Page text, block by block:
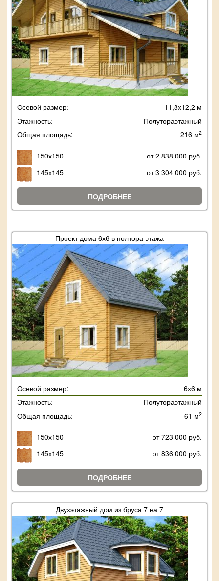
Осевой размер:
11,8х12,2 м
Этажность:
Полутораэтажный
Общая площадь:
216 м2
150х150
от 2 838 000 руб.
145х145
от 3 304 000 руб.
ПОДРОБНЕЕ
Проект дома 6х6 в полтора этажа
Осевой размер:
6х6 м
Этажность:
Полутораэтажный
Общая площадь:
61 м2
150х150
от 723 000 руб.
145х145
от 836 000 руб.
ПОДРОБНЕЕ
Двухэтажный дом из бруса 7 на 7